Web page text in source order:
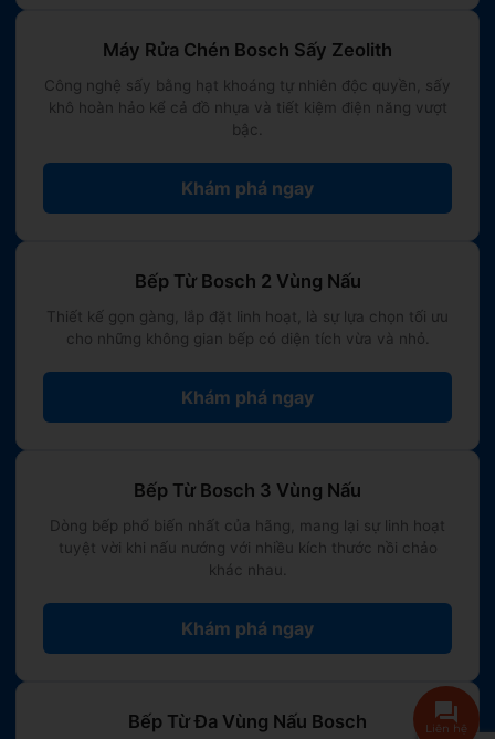
Máy Rửa Chén Bosch Sấy Zeolith
Công nghệ sấy bằng hạt khoáng tự nhiên độc quyền, sấy
khô hoàn hảo kể cả đồ nhựa và tiết kiệm điện năng vượt
bậc.
Khám phá ngay
Bếp Từ Bosch 2 Vùng Nấu
Thiết kế gọn gàng, lắp đặt linh hoạt, là sự lựa chọn tối ưu
cho những không gian bếp có diện tích vừa và nhỏ.
Khám phá ngay
Bếp Từ Bosch 3 Vùng Nấu
Dòng bếp phổ biến nhất của hãng, mang lại sự linh hoạt
tuyệt vời khi nấu nướng với nhiều kích thước nồi chảo
khác nhau.
Khám phá ngay
Bếp Từ Đa Vùng Nấu Bosch Liên hệ